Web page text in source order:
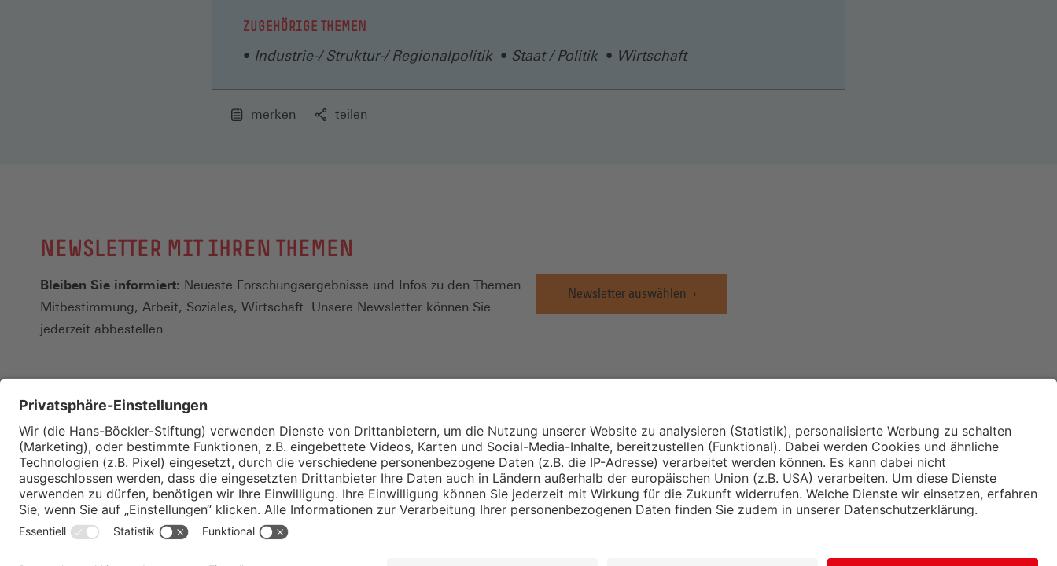
ZUGEHÖRIGE THEMEN
Industrie-/ Struktur-/ Regionalpolitik Staat / Politik Wirtschaft
merken teilen
NEWSLETTER MIT IHREN THEMEN
Bleiben Sie informiert: Neueste Forschungsergebnisse und Infos zu den Themen
Mitbestimmung, Arbeit, Soziales, Wirtschaft. Unsere Newsletter können Sie
jederzeit abbestellen.
Newsletter auswählen
Kontakt
Merkzettel
Impressum
Datenschutz
Wirtschafts- und
Sozialwissenschaftliches
Institut
Institut für Makroökonomie
und Konjunkturforschung